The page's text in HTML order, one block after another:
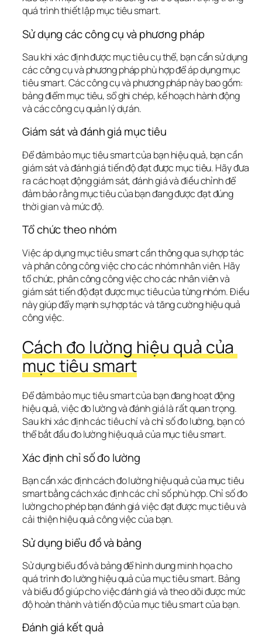
quá trình thiết lập mục tiêu smart.
Sử dụng các công cụ và phương pháp
Sau khi xác định được mục tiêu cụ thể, bạn cần sử dụng
các công cụ và phương pháp phù hợp để áp dụng mục
tiêu smart. Các công cụ và phương pháp này bao gồm:
bảng điểm mục tiêu, sổ ghi chép, kế hoạch hành động
và các công cụ quản lý dự án.
Giám sát và đánh giá mục tiêu
Để đảm bảo mục tiêu smart của bạn hiệu quả, bạn cần
giám sát và đánh giá tiến độ đạt được mục tiêu. Hãy đưa
ra các hoạt động giám sát, đánh giá và điều chỉnh để
đảm bảo rằng mục tiêu của bạn đang được đạt đúng
thời gian và mức độ.
Tổ chức theo nhóm
Việc áp dụng mục tiêu smart cần thông qua sự hợp tác
và phân công công việc cho các nhóm nhân viên. Hãy
tổ chức, phân công công việc cho các nhân viên và
giám sát tiến độ đạt được mục tiêu của từng nhóm. Điều
này giúp đẩy mạnh sự hợp tác và tăng cường hiệu quả
công việc.
Cách đo lường hiệu quả của
mục tiêu smart
Để đảm bảo mục tiêu smart của bạn đang hoạt động
hiệu quả, việc đo lường và đánh giá là rất quan trọng.
Sau khi xác định các tiêu chí và chỉ số đo lường, bạn có
thể bắt đầu đo lường hiệu quả của mục tiêu smart.
Xác định chỉ số đo lường
Bạn cần xác định cách đo lường hiệu quả của mục tiêu
smart bằng cách xác định các chỉ số phù hợp. Chỉ số đo
lường cho phép bạn đánh giá việc đạt được mục tiêu và
cải thiện hiệu quả công việc của bạn.
Sử dụng biểu đồ và bảng
Sử dụng biểu đồ và bảng để hình dung minh họa cho
quá trình đo lường hiệu quả của mục tiêu smart. Bảng
và biểu đồ giúp cho việc đánh giá và theo dõi được mức
độ hoàn thành và tiến độ của mục tiêu smart của bạn.
Đánh giá kết quả